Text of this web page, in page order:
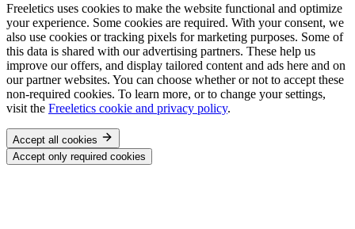
Freeletics uses cookies to make the website functional and optimize
your experience. Some cookies are required. With your consent, we
also use cookies or tracking pixels for marketing purposes. Some of
this data is shared with our advertising partners. These help us
improve our offers, and display tailored content and ads here and on
our partner websites. You can choose whether or not to accept these
non-required cookies. To learn more, or to change your settings,
visit the Freeletics cookie and privacy policy.
Accept all cookies
Accept only required cookies